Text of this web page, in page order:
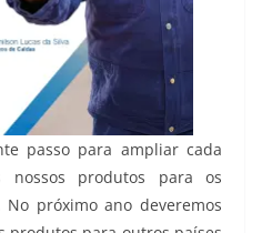
passo para ampliar cada
produtos para os
próximo ano deveremos